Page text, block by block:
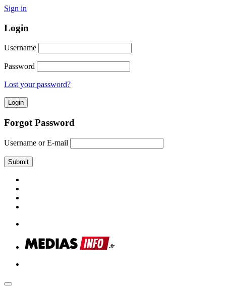
Sign in
Login
Username
Password
Lost your password?
Forgot Password
Username or E-mail